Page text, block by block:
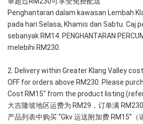
Penghantaran dalam kawasan Lembah
pada hari Selasa, Khamis dan Sabtu. Caj
sebanyak RM14. PENGHANTARAN
melebihi RM230.
2. Delivery within Greater Klang Valley
OFF for orders above RM230. Please
Cost RM15" from the product listing (refer
大吉隆坡地区运费为 RM29，订单满
产品列表中购买 “Gkv 运送附加费 RM15”（